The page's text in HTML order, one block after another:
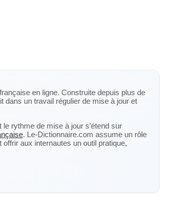
en ligne. Construite depuis plus de
dans un travail régulier de mise à jour et
rythme de mise à jour s’étend sur
. Le-Dictionnaire.com assume un rôle
aux internautes un outil pratique,